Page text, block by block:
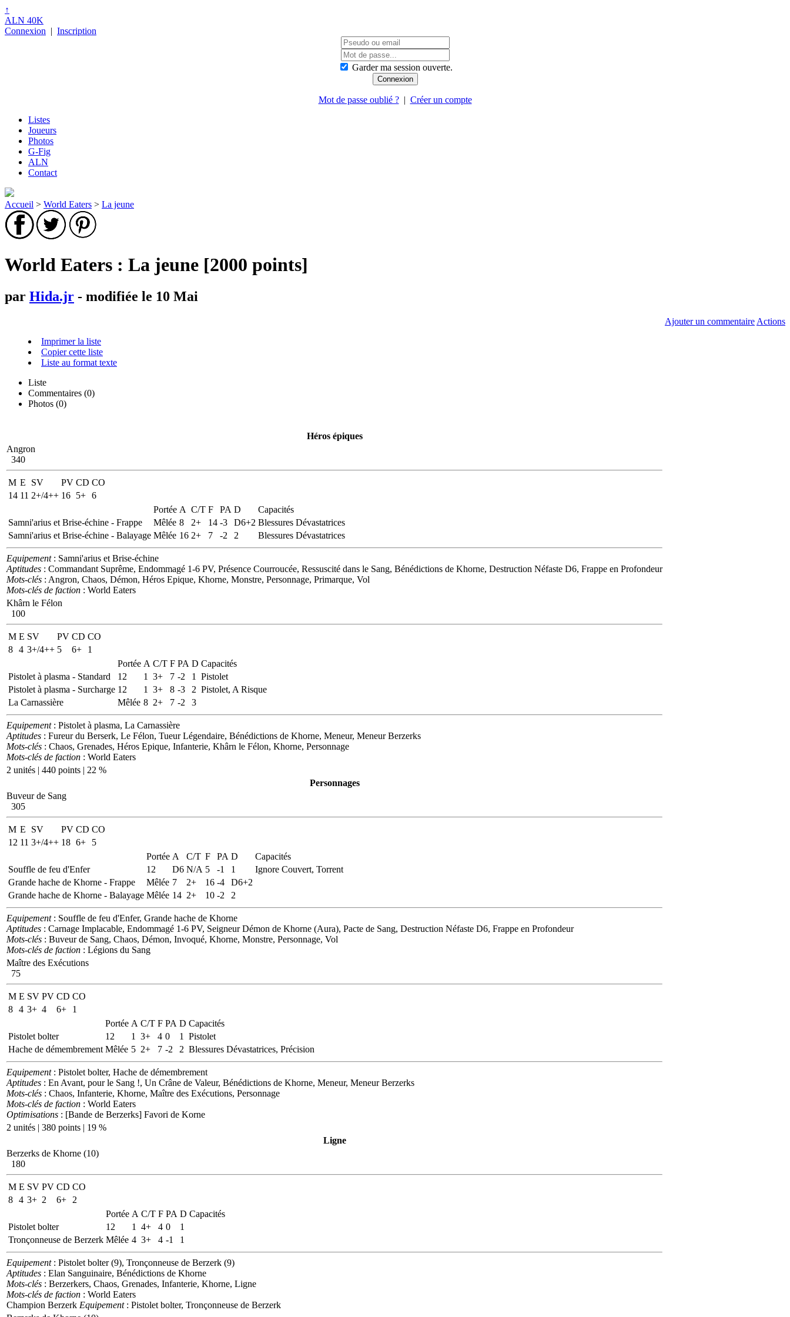
↑
ALN 40K
Connexion | Inscription
Garder ma session ouverte.
Mot de passe oublié ?| Créer un compte
Listes
Joueurs
Photos
G-Fig
ALN
Contact
Accueil > World Eaters > La jeune
World Eaters : La jeune [2000 points]
par Hida.jr - modifiée le 10 Mai
Ajouter un commentaire Actions
Imprimer la liste
Copier cette liste
Liste au format texte
Liste
Commentaires (0)
Photos (0)
Héros épiques
Angron
340
M E SV PV CD CO
14 11 2+/4++ 16 5+ 6
Portée A C/T F PA D
Capacités
Samni'arius et Brise-échine - Frappe
Mêlée 8 2+ 14 -3 D6+2 Blessures Dévastatrices
Samni'arius et Brise-échine - Balayage Mêlée 16 2+ 7 -2 2 Blessures Dévastatrices
Equipement: Samni'arius et Brise-échine
Aptitudes : Commandant Suprême, Endommagé 1-6 PV, Présence Courroucée, Ressuscité dans le Sang, Bénédictions de Khorne, Destruction Néfaste D6, Frappe en Profondeur
Mots-clés : Angron, Chaos, Démon, Héros Epique, Khorne, Monstre, Personnage, Primarque, Vol
Mots-clés de faction : World Eaters
Khârn le Félon
100
M E SV PV CD CO
8 4 3+/4++ 5 6+
1
Portée A C/T F PA D Capacités
Pistolet à plasma - Standard
12 1 3+ 7 -2 1
Pistolet
Pistolet à plasma - Surcharge 12 1 3+ 8 -3 2 Pistolet, A Risque
La Carnassière
Mêlée 8 2+ 7 -2 3
Equipement: Pistolet à plasma, La Carnassière
Aptitudes : Fureur du Berserk, Le Félon, Tueur Légendaire, Bénédictions de Khorne, Meneur, Meneur Berzerks
Mots-clés : Chaos, Grenades, Héros Epique, Infanterie, Khârn le Félon, Khorne, Personnage
Mots-clés de faction : World Eaters
2 unités | 440 points | 22 %
Personnages
Buveur de Sang
305
M E SV PV CD CO
12 11 3+/4++ 18 6+
5
Portée A C/T F PA D
Capacités
Souffle de feu d'Enfer
12 D6 N/A 5 -1 1
Ignore Couvert, Torrent
Grande hache de Khorne - Frappe
Mêlée 7 2+ 16 -4
D6+2
Grande hache de Khorne - Balayage Mêlée 14 2+ 10 -2 2
Equipement: Souffle de feu d'Enfer, Grande hache de Khorne
Aptitudes : Carnage Implacable, Endommagé 1-6 PV, Seigneur Démon de Khorne (Aura), Pacte de Sang, Destruction Néfaste D6, Frappe en Profondeur
Mots-clés : Buveur de Sang, Chaos, Démon, Invoqué, Khorne, Monstre, Personnage, Vol
Mots-clés de faction : Légions du Sang
Maître des Exécutions
75
M E SV PV CD CO
8 4 3+ 4 6+
1
Portée A C/T F PA D Capacités
Pistolet bolter
12 1 3+ 4 0 1
Pistolet
Hache de démembrement Mêlée 5 2+ 7 -2 2 Blessures Dévastatrices, Précision
Equipement: Pistolet bolter, Hache de démembrement
Aptitudes : En Avant, pour le Sang !, Un Crâne de Valeur, Bénédictions de Khorne, Meneur, Meneur Berzerks
Mots-clés : Chaos, Infanterie, Khorne, Maître des Exécutions, Personnage
Mots-clés de faction : World Eaters
Optimisations : [Bande de Berzerks] Favori de Korne
2 unités | 380 points | 19 %
Ligne
Berzerks de Khorne (10)
180
M E SV PV CD CO
8 4 3+ 2 6+
2
Portée A C/T F PA D Capacités
Pistolet bolter
12 1 4+ 4 0
1
Tronçonneuse de Berzerk Mêlée 4 3+ 4 -1 1
Equipement: Pistolet bolter (9), Tronçonneuse de Berzerk (9)
Aptitudes : Elan Sanguinaire, Bénédictions de Khorne
Mots-clés : Berzerkers, Chaos, Grenades, Infanterie, Khorne, Ligne
Mots-clés de faction : World Eaters
Champion Berzerk Equipement: Pistolet bolter, Tronçonneuse de Berzerk